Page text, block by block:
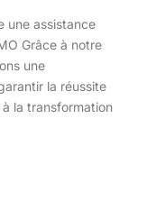
une assistance
Grâce à notre
une
la réussite
la transformation